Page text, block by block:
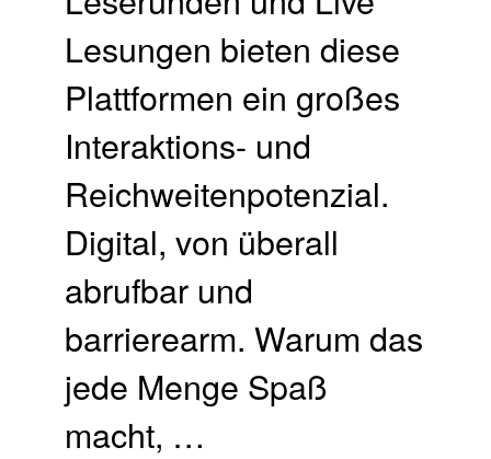
Lesungen bieten diese
Plattformen ein großes
Interaktions- und
Reichweitenpotenzial.
Digital, von überall
abrufbar und
barrierearm. Warum das
jede Menge Spaß
macht, …